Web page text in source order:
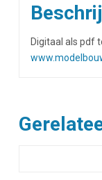
Digitaal als pdf